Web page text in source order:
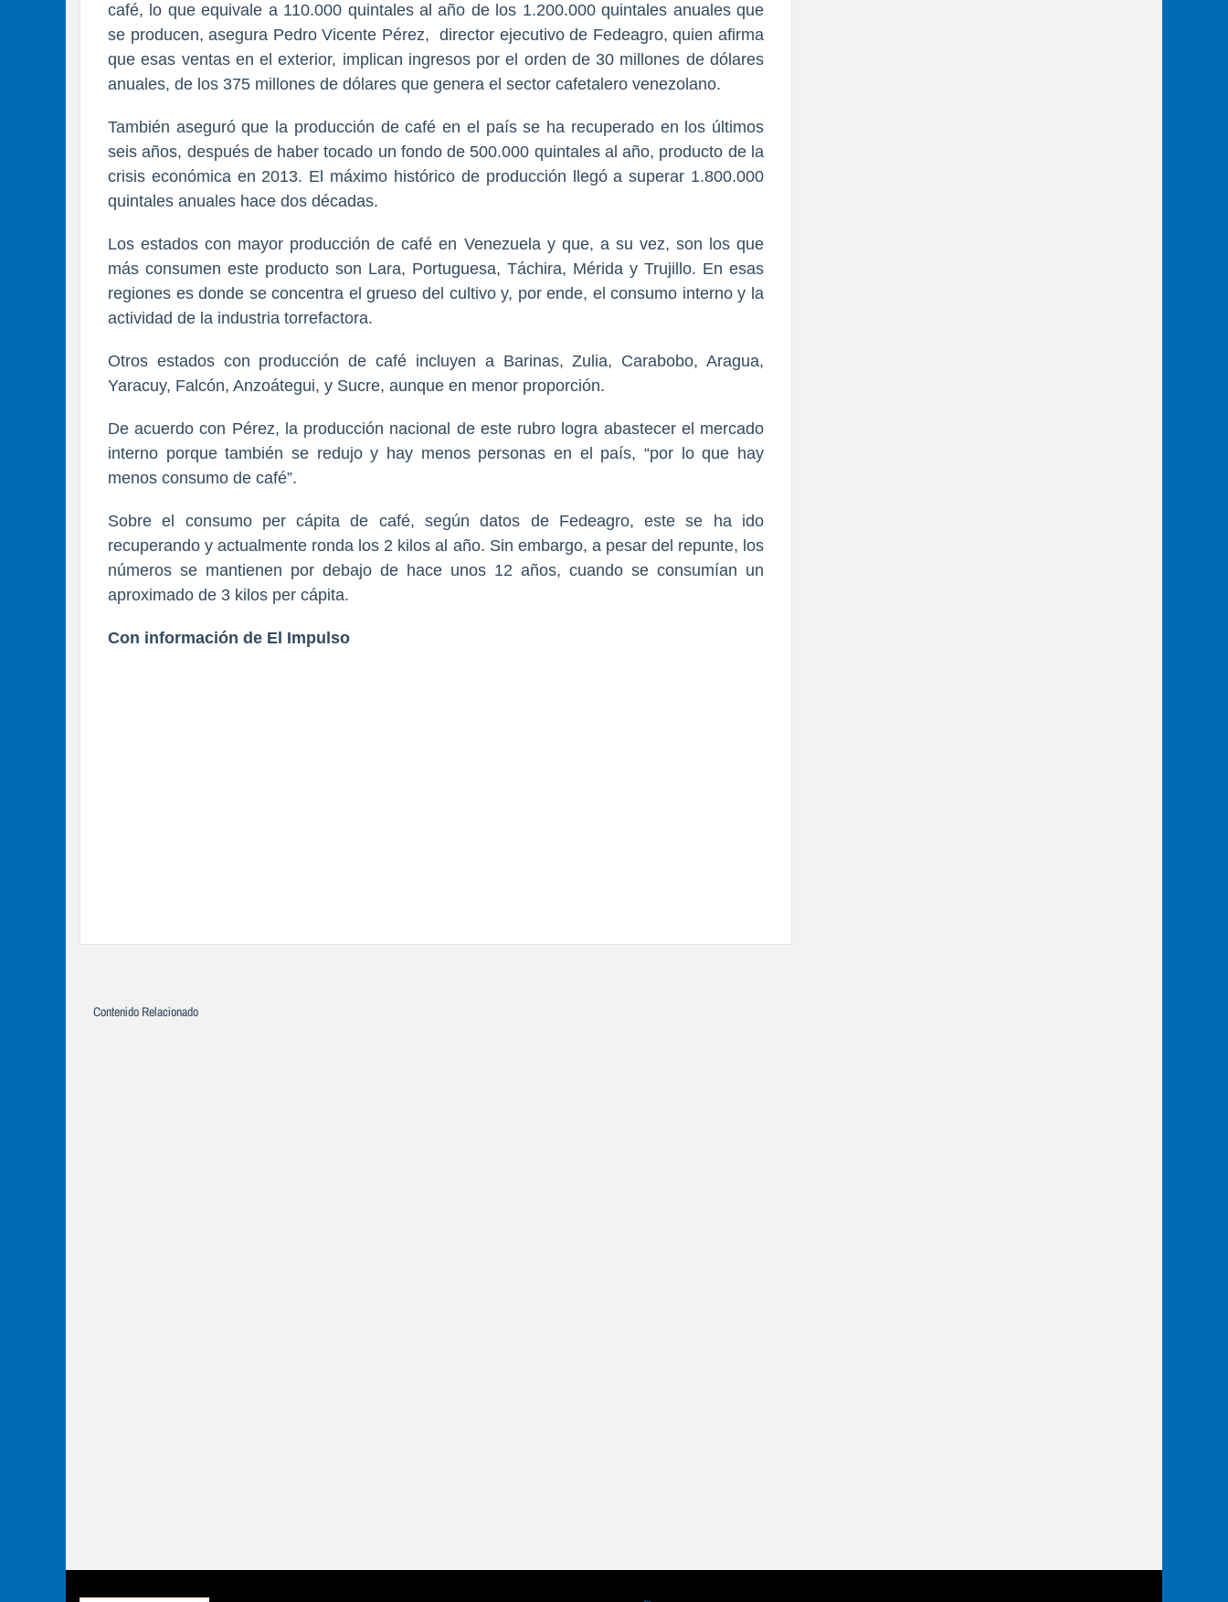
café, lo que equivale a 110.000 quintales al año de los 1.200.000 quintales anuales que
se producen, asegura Pedro Vicente Pérez, director ejecutivo de Fedeagro, quien afirma
que esas ventas en el exterior, implican ingresos por el orden de 30 millones de dólares
anuales, de los 375 millones de dólares que genera el sector cafetalero venezolano.
También aseguró que la producción de café en el país se ha recuperado en los últimos
seis años, después de haber tocado un fondo de 500.000 quintales al año, producto de la
crisis económica en 2013. El máximo histórico de producción llegó a superar 1.800.000
quintales anuales hace dos décadas.
Los estados con mayor producción de café en Venezuela y que, a su vez, son los que
más consumen este producto son Lara, Portuguesa, Táchira, Mérida y Trujillo. En esas
regiones es donde se concentra el grueso del cultivo y, por ende, el consumo interno y la
actividad de la industria torrefactora.
Otros estados con producción de café incluyen a Barinas, Zulia, Carabobo, Aragua,
Yaracuy, Falcón, Anzoátegui, y Sucre, aunque en menor proporción.
De acuerdo con Pérez, la producción nacional de este rubro logra abastecer el mercado
interno porque también se redujo y hay menos personas en el país, “por lo que hay
menos consumo de café”.
Sobre el consumo per cápita de café, según datos de Fedeagro, este se ha ido
recuperando y actualmente ronda los 2 kilos al año. Sin embargo, a pesar del repunte, los
números se mantienen por debajo de hace unos 12 años, cuando se consumían un
aproximado de 3 kilos per cápita.
Con información de El Impulso
Contenido Relacionado